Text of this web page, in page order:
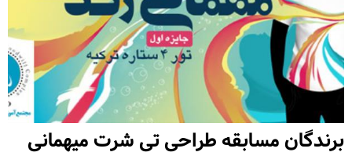
برندگان مسابقه طراحی تی شرت میهمانی